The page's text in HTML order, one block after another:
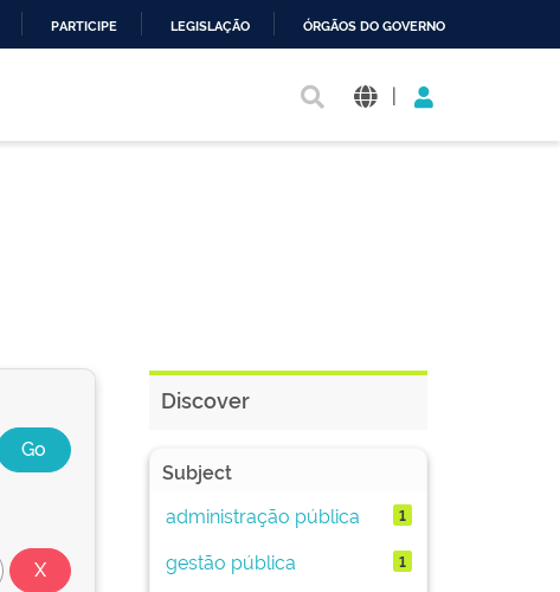
PARTICIPE LEGISLAÇÃO ÓRGÃOS DO GOVERNO
|
Discover
Subject
administração pública
1
gestão pública 1